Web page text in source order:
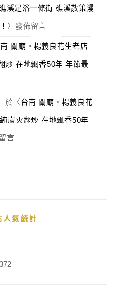
溪足浴一條街 礁溪散策漫
〉發佈留言
關廟。楊義良花生老店
炒 在地飄香50年 年節最
」於〈台南 關廟。楊義良花
炭火翻炒 在地飄香50年
言
人氣統計